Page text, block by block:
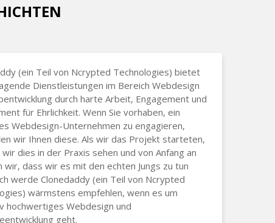
(ein Teil von Ncrypted Technologies) bietet
Dienstleistungen im Bereich Webdesign
durch harte Arbeit, Engagement und
für Ehrlichkeit. Wenn Sie vorhaben, ein
Webdesign-Unternehmen zu engagieren,
wir Ihnen diese. Als wir das Projekt starteten,
dies in der Praxis sehen und von Anfang an
wir, dass wir es mit den echten Jungs zu tun
werde Clonedaddy (ein Teil von Ncrypted
wärmstens empfehlen, wenn es um
hochwertiges Webdesign und
geht.